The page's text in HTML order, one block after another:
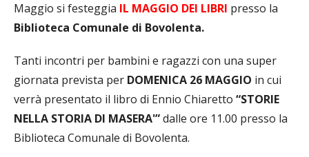
Maggio si festeggia IL MAGGIO DEI LIBRI presso la
Biblioteca Comunale di Bovolenta.
Tanti incontri per bambini e ragazzi con una super
giornata prevista per DOMENICA 26 MAGGIO in cui
verrà presentato il libro di Ennio Chiaretto “STORIE
NELLA STORIA DI MASERA'”dalle ore 11.00 presso la
Biblioteca Comunale di Bovolenta.